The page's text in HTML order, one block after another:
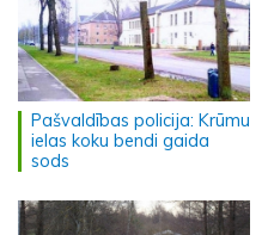
Pašvaldības policija: Krūmu
ielas koku bendi gaida
sods